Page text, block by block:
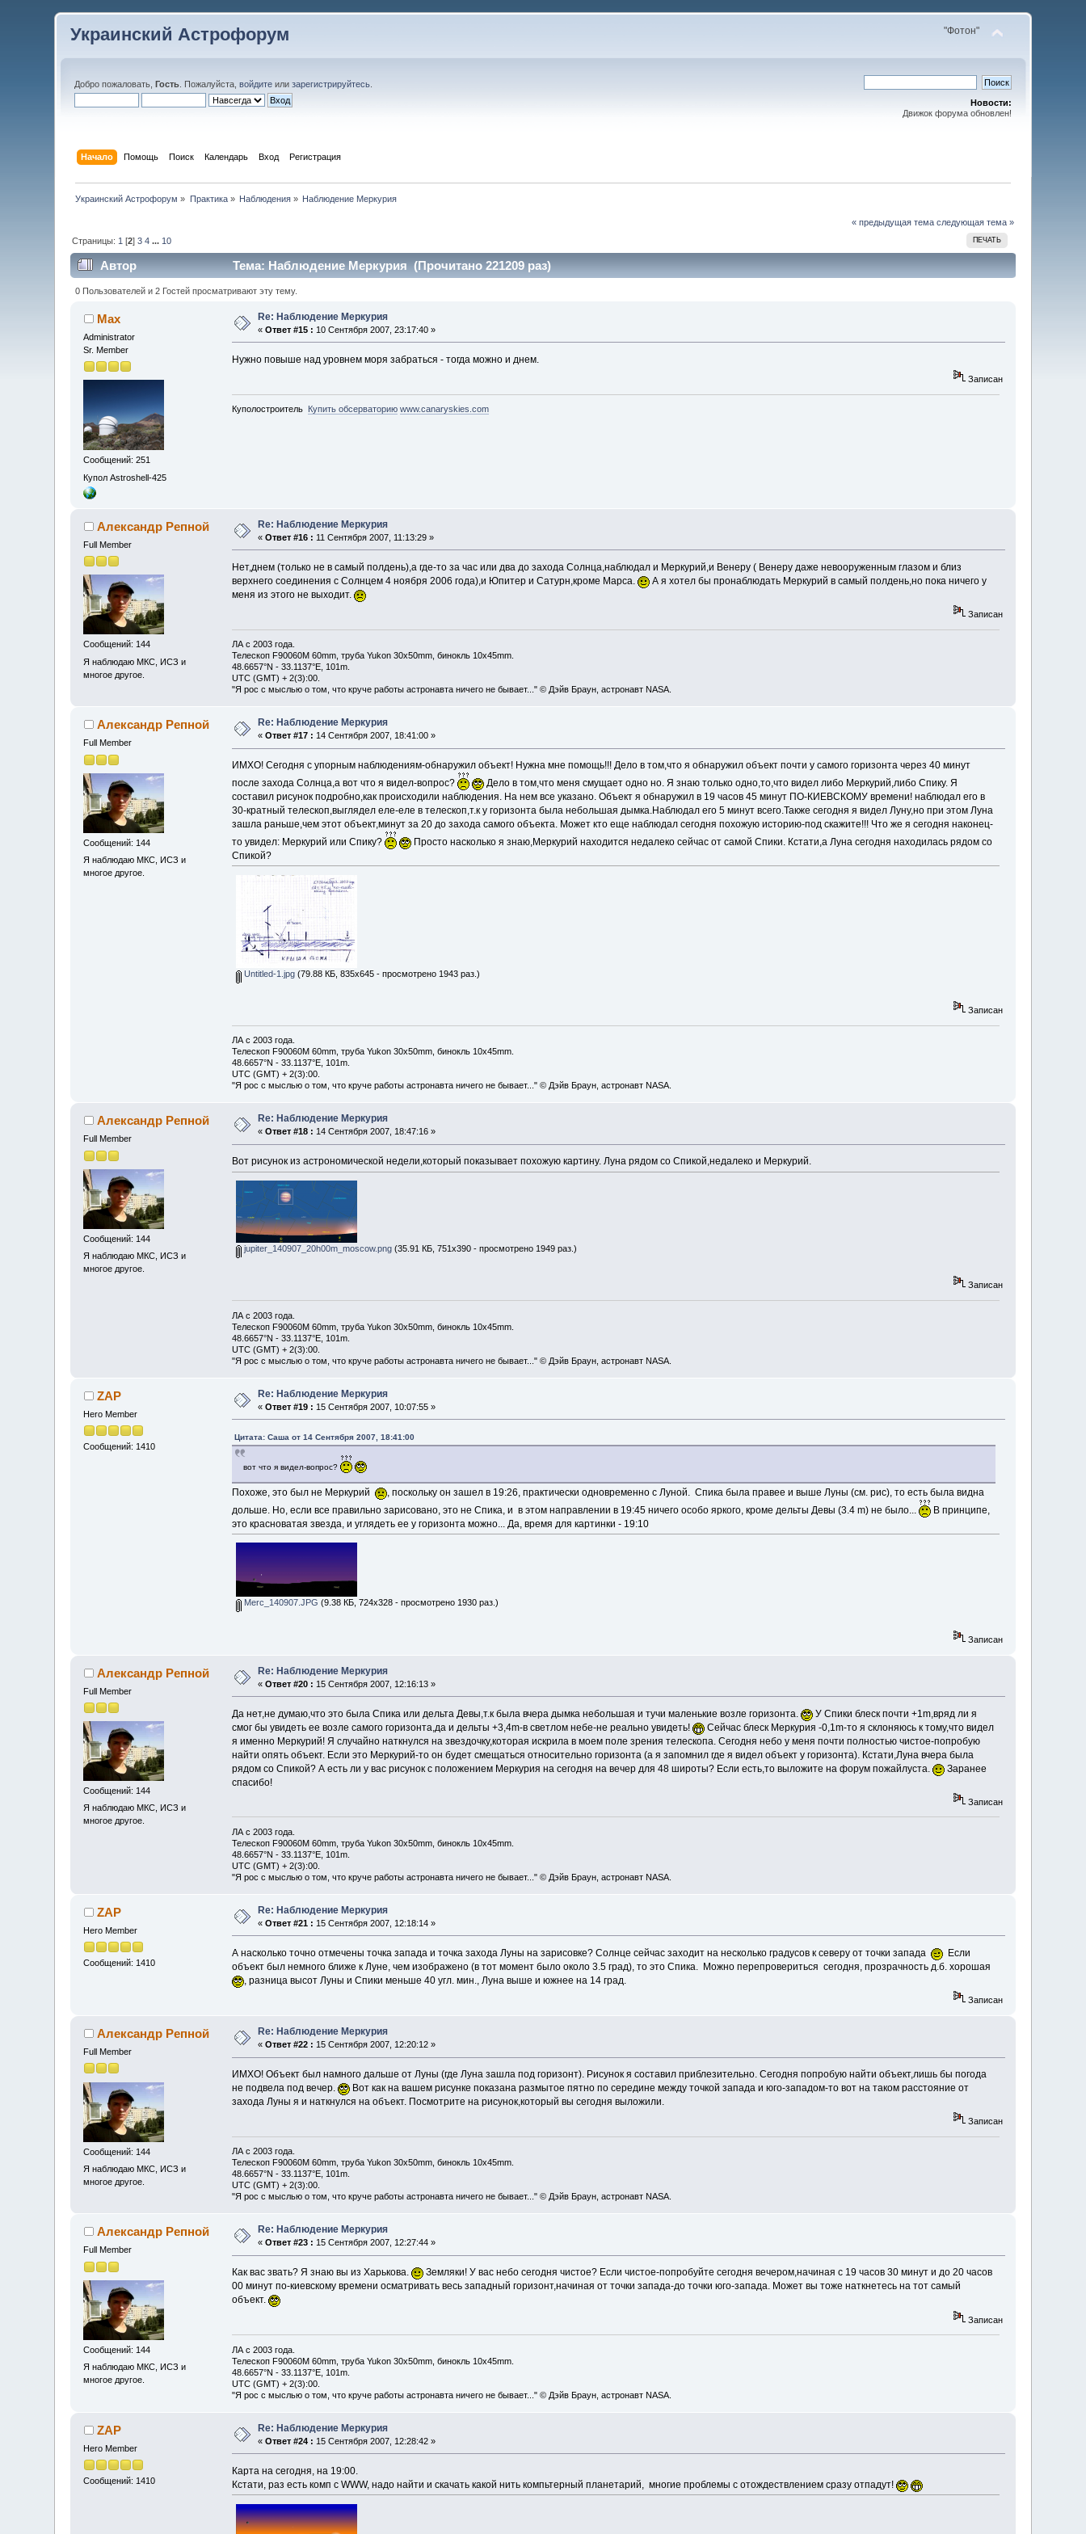
Украинский Астрофорум "Фотон"
Добро пожаловать,Гость . Пожалуйста,войдите илизарегистрируйтесь
Новости:
Движок форума обновлен!
Начало Помощь Поиск Календарь Вход Регистрация
Украинский Астрофорум » Практика» Наблюдения » Наблюдение Меркурия
« предыдущая тема следующая тема »
ПЕЧАТЬ
Страницы: 1 [2]3 4 ... 10
Автор Тема: Наблюдение Меркурия (Прочитано 221209 раз)
0 Пользователей и 2 Гостей просматривают эту тему.
Max
Administrator
Sr. Member
Сообщений: 251
Купол Astroshell-425
Re: Наблюдение Меркурия
«Ответ #15 : 10 Сентября 2007, 23:17:40 »
Нужно повыше над уровнем моря забраться - тогда можно и днем.
Записан
Куполостроитель Купить обсерваторию www.canaryskies.com
Александр Репной
Full Member
Сообщений: 144
Я наблюдаю МКС, ИСЗ и
многое другое.
Re: Наблюдение Меркурия
«Ответ #16 : 11 Сентября 2007, 11:13:29 »
Нет,днем (только не в самый полдень),а где-то за час или два до захода Солнца,наблюдал и Меркурий,и Венеру ( Венеру даже невооруженным глазом и близ
верхнего соединения с Солнцем 4 ноября 2006 года),и Юпитер и Сатурн,кроме Марса.
А я хотел бы пронаблюдать Меркурий в самый полдень,но пока ничего у
меня из этого не выходит.
Записан
ЛА с 2003 года.
Телескоп F90060M 60mm, труба Yukon 30x50mm, бинокль 10x45mm.
48.6657°N - 33.1137°E, 101m.
UTC (GMT) + 2(3):00.
"Я рос с мыслью о том, что круче работы астронавта ничего не бывает..." © Дэйв Браун, астронавт NASA.
Александр Репной
Full Member
Сообщений: 144
Я наблюдаю МКС, ИСЗ и
многое другое.
Re: Наблюдение Меркурия
«Ответ #17 : 14 Сентября 2007, 18:41:00 »
ИМХО! Сегодня с упорным наблюдениям-обнаружил объект! Нужна мне помощь!!! Дело в том,что я обнаружил объект почти у самого горизонта через 40 минут
после захода Солнца,а вот что я видел-вопрос?
Дело в том,что меня смущает одно но. Я знаю только одно,то,что видел либо Меркурий,либо Спику. Я
составил рисунок подробно,как происходили наблюдения. На нем все указано. Объект я обнаружил в 19 часов 45 минут ПО-КИЕВСКОМУ времени! наблюдал его в
30-кратный телескоп,выглядел еле-еле в телескоп,т.к у горизонта была небольшая дымка.Наблюдал его 5 минут всего.Также сегодня я видел Луну,но при этом Луна
зашла раньше,чем этот объект,минут за 20 до захода самого объекта. Может кто еще наблюдал сегодня похожую историю-под скажите!!! Что же я сегодня наконец-
то увидел: Меркурий или Спику?
Просто насколько я знаю,Меркурий находится недалеко сейчас от самой Спики. Кстати,а Луна сегодня находилась рядом со
Спикой?
Untitled-1.jpg (79.88 КБ, 835x645 - просмотрено 1943 раз.)
Записан
ЛА с 2003 года.
Телескоп F90060M 60mm, труба Yukon 30x50mm, бинокль 10x45mm.
48.6657°N - 33.1137°E, 101m.
UTC (GMT) + 2(3):00.
"Я рос с мыслью о том, что круче работы астронавта ничего не бывает..." © Дэйв Браун, астронавт NASA.
Александр Репной
Full Member
Сообщений: 144
Я наблюдаю МКС, ИСЗ и
многое другое.
Re: Наблюдение Меркурия
«Ответ #18 : 14 Сентября 2007, 18:47:16 »
Вот рисунок из астрономической недели,который показывает похожую картину. Луна рядом со Спикой,недалеко и Меркурий.
jupiter_140907_20h00m_moscow.png (35.91 КБ, 751x390 - просмотрено 1949 раз.)
Записан
ЛА с 2003 года.
Телескоп F90060M 60mm, труба Yukon 30x50mm, бинокль 10x45mm.
48.6657°N - 33.1137°E, 101m.
UTC (GMT) + 2(3):00.
"Я рос с мыслью о том, что круче работы астронавта ничего не бывает..." © Дэйв Браун, астронавт NASA.
ZAP
Hero Member
Сообщений: 1410
Re: Наблюдение Меркурия
«Ответ #19 : 15 Сентября 2007, 10:07:55 »
Цитата: Саша от 14 Сентября 2007, 18:41:00
вот что я видел-вопрос?
Похоже, это был не Меркурий
, поскольку он зашел в 19:26, практически одновременно с Луной. Спика была правее и выше Луны (см. рис), то есть была видна
дольше. Но, если все правильно зарисовано, это не Спика, и в этом направлении в 19:45 ничего особо яркого, кроме дельты Девы (3.4 m) не было...
В принципе,
это красноватая звезда, и углядеть ее у горизонта можно... Да, время для картинки - 19:10
Merc_140907.JPG (9.38 КБ, 724x328 - просмотрено 1930 раз.)
Записан
Александр Репной
Full Member
Сообщений: 144
Я наблюдаю МКС, ИСЗ и
многое другое.
Re: Наблюдение Меркурия
«Ответ #20 : 15 Сентября 2007, 12:16:13 »
Да нет,не думаю,что это была Спика или дельта Девы,т.к была вчера дымка небольшая и тучи маленькие возле горизонта.
У Спики блеск почти +1m,вряд ли я
смог бы увидеть ее возле самого горизонта,да и дельты +3,4m-в светлом небе-не реально увидеть!
Сейчас блеск Меркурия -0,1m-то я склоняюсь к тому,что видел
я именно Меркурий! Я случайно наткнулся на звездочку,которая искрила в моем поле зрения телескопа. Сегодня небо у меня почти полностью чистое-попробую
найти опять объект. Если это Меркурий-то он будет смещаться относительно горизонта (а я запомнил где я видел объект у горизонта). Кстати,Луна вчера была
рядом со Спикой? А есть ли у вас рисунок с положением Меркурия на сегодня на вечер для 48 широты? Если есть,то выложите на форум пожайлуста.
Заранее
спасибо!
Записан
ЛА с 2003 года.
Телескоп F90060M 60mm, труба Yukon 30x50mm, бинокль 10x45mm.
48.6657°N - 33.1137°E, 101m.
UTC (GMT) + 2(3):00.
"Я рос с мыслью о том, что круче работы астронавта ничего не бывает..." © Дэйв Браун, астронавт NASA.
ZAP
Hero Member
Сообщений: 1410
Re: Наблюдение Меркурия
«Ответ #21 : 15 Сентября 2007, 12:18:14 »
А насколько точно отмечены точка запада и точка захода Луны на зарисовке? Солнце сейчас заходит на несколько градусов к северу от точки запада
Если
объект был немного ближе к Луне, чем изображено (в тот момент было около 3.5 град), то это Спика. Можно перепровериться сегодня, прозрачность д.б. хорошая
, разница высот Луны и Спики меньше 40 угл. мин., Луна выше и южнее на 14 град.
Записан
Александр Репной
Full Member
Сообщений: 144
Я наблюдаю МКС, ИСЗ и
многое другое.
Re: Наблюдение Меркурия
«Ответ #22 : 15 Сентября 2007, 12:20:12 »
ИМХО! Объект был намного дальше от Луны (где Луна зашла под горизонт). Рисунок я составил приблезительно. Сегодня попробую найти объект,лишь бы погода
не подвела под вечер.
Вот как на вашем рисунке показана размытое пятно по середине между точкой запада и юго-западом-то вот на таком расстояние от
захода Луны я и наткнулся на объект. Посмотрите на рисунок,который вы сегодня выложили.
Записан
ЛА с 2003 года.
Телескоп F90060M 60mm, труба Yukon 30x50mm, бинокль 10x45mm.
48.6657°N - 33.1137°E, 101m.
UTC (GMT) + 2(3):00.
"Я рос с мыслью о том, что круче работы астронавта ничего не бывает..." © Дэйв Браун, астронавт NASA.
Александр Репной
Full Member
Сообщений: 144
Я наблюдаю МКС, ИСЗ и
многое другое.
Re: Наблюдение Меркурия
«Ответ #23 : 15 Сентября 2007, 12:27:44 »
Как вас звать? Я знаю вы из Харькова.
Земляки! У вас небо сегодня чистое? Если чистое-попробуйте сегодня вечером,начиная с 19 часов 30 минут и до 20 часов
00 минут по-киевскому времени осматривать весь западный горизонт,начиная от точки запада-до точки юго-запада. Может вы тоже наткнетесь на тот самый
объект.
Записан
ЛА с 2003 года.
Телескоп F90060M 60mm, труба Yukon 30x50mm, бинокль 10x45mm.
48.6657°N - 33.1137°E, 101m.
UTC (GMT) + 2(3):00.
"Я рос с мыслью о том, что круче работы астронавта ничего не бывает..." © Дэйв Браун, астронавт NASA.
ZAP
Hero Member
Сообщений: 1410
Re: Наблюдение Меркурия
«Ответ #24 : 15 Сентября 2007, 12:28:42 »
Карта на сегодня, на 19:00.
Кстати, раз есть комп с WWW, надо найти и скачать какой нить компьтерный планетарий, многие проблемы с отождествлением сразу отпадут!